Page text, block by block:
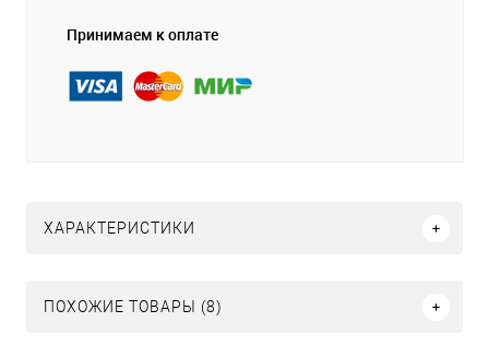
Принимаем к оплате
ХАРАКТЕРИСТИКИ
ПОХОЖИЕ ТОВАРЫ (8)